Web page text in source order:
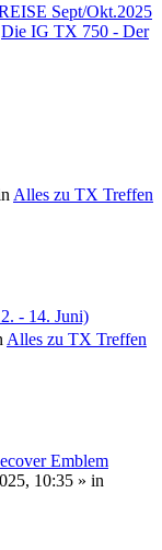
Sept/Okt.2025
Die IG TX 750 - Der
Alles zu TX Treffen
- 14. Juni)
Alles zu TX Treffen
Emblem
10:35 » in